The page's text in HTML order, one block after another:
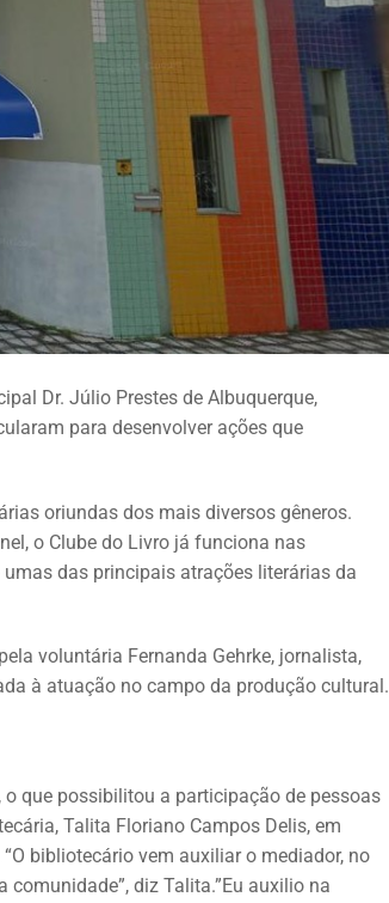
Dr. Júlio Prestes de Albuquerque,
para desenvolver ações que
oriundas dos mais diversos gêneros.
o Clube do Livro já funciona nas
das principais atrações literárias da
voluntária Fernanda Gehrke, jornalista,
à atuação no campo da produção cultural.
que possibilitou a participação de pessoas
Talita Floriano Campos Delis, em
bibliotecário vem auxiliar o mediador, no
comunidade”, diz Talita.”Eu auxilio na